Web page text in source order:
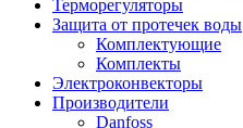
Терморегуляторы
Защита от протечек воды
Комплектующие
Комплекты
Электроконвекторы
Производители
Danfoss